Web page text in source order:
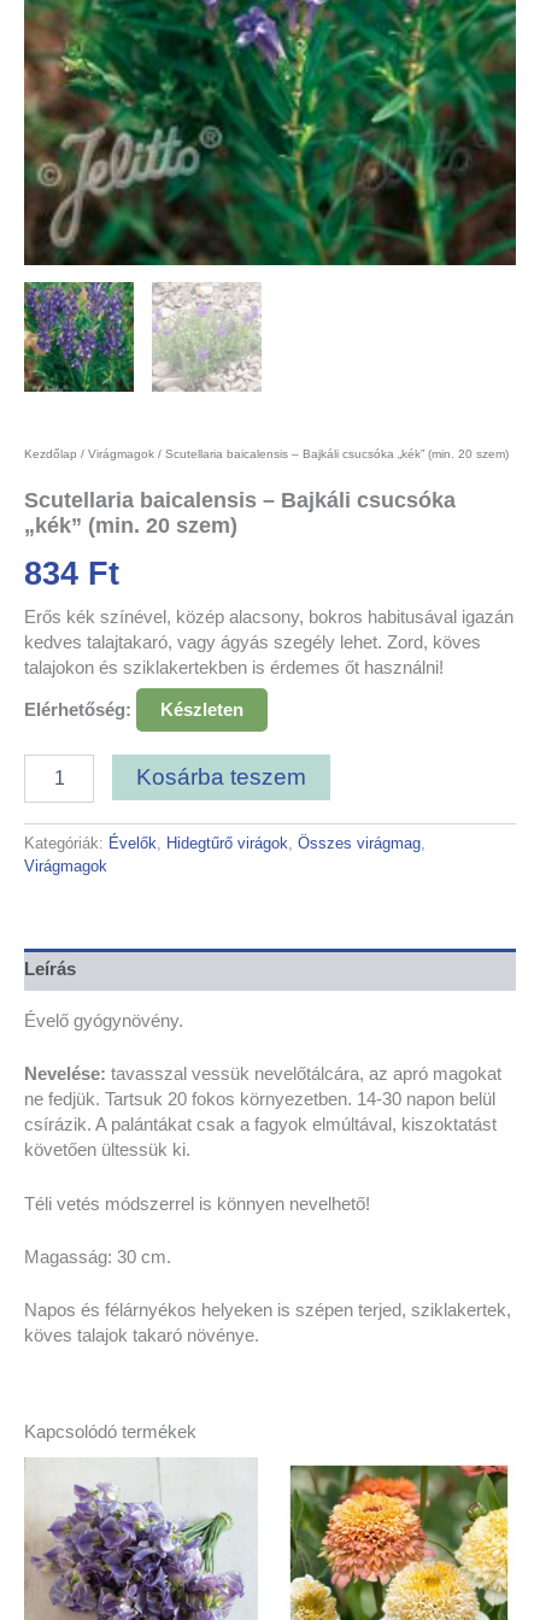
Kezdőlap / Virágmagok / Scutellaria baicalensis – Bajkáli csucsóka „kék” (min. 20 szem)
Scutellaria baicalensis – Bajkáli csucsóka
„kék” (min. 20 szem)
834 Ft
Erős kék színével, közép alacsony, bokros habitusával igazán
kedves talajtakaró, vagy ágyás szegély lehet. Zord, köves
talajokon és sziklakertekben is érdemes őt használni!
Elérhetőség: Készleten
Kosárba teszem
Kategóriák: Évelők, Hidegtűrő virágok, Összes virágmag,
Virágmagok
Leírás
Évelő gyógynövény.
Nevelése: tavasszal vessük nevelőtálcára, az apró magokat
ne fedjük. Tartsuk 20 fokos környezetben. 14-30 napon belül
csírázik. A palántákat csak a fagyok elmúltával, kiszoktatást
követően ültessük ki.
Téli vetés módszerrel is könnyen nevelhető!
Magasság: 30 cm.
Napos és félárnyékos helyeken is szépen terjed, sziklakertek,
köves talajok takaró növénye.
Kapcsolódó termékek